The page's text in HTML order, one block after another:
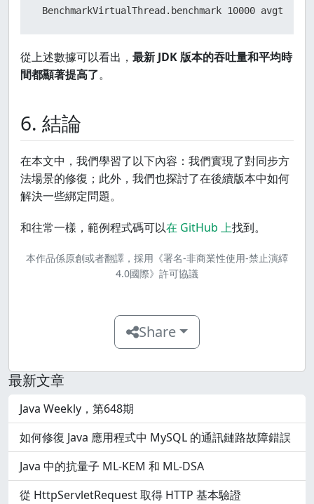
BenchmarkVirtualThread.benchmark 10000 avgt 6
從上述數據可以看出， 最新 JDK 版本的吞吐量和平均時
間都顯著提高了。
6. 結論
在本文中，我們學習了以下內容：我們實現了對同步方
法場景的修復；此外，我們也探討了在後續版本中如何
解決一些綁定問題。
和往常一樣，範例程式碼可以在 GitHub 上找到。
本作品係原創或者翻譯， 採用《署名-非商業性使用-禁止演繹
4.0國際》許可協議
Share
最新文章
Java Weekly，第648期
如何修復 Java 應用程式中 MySQL 的通訊鏈路故障錯誤
Java 中的抗量子 ML-KEM 和 ML-DSA
從 HttpServletRequest 取得 HTTP 基本驗證